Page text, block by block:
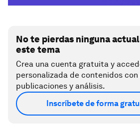
No te pierdas ninguna
este tema
Crea una cuenta gratuita y
personalizada de contenidos
publicaciones y análisis.
Inscríbete de forma